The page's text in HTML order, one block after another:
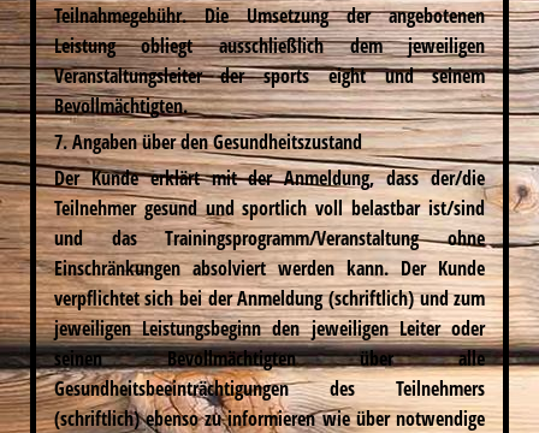
Teilnahmegebühr. Die Umsetzung der angebotenen
Leistung obliegt ausschließlich dem jeweiligen
Veranstaltungsleiter der sports eight und seinem
Bevollmächtigten.
7. Angaben über den Gesundheitszustand
Der Kunde erklärt mit der Anmeldung, dass der/die
Teilnehmer gesund und sportlich voll belastbar ist/sind
und das Trainingsprogramm/Veranstaltung ohne
Einschränkungen absolviert werden kann. Der Kunde
verpflichtet sich bei der Anmeldung (schriftlich) und zum
jeweiligen Leistungsbeginn den jeweiligen Leiter oder
seinen Bevollmächtigten über alle
Gesundheitsbeeinträchtigungen des Teilnehmers
(schriftlich) ebenso zu informieren wie über notwendige